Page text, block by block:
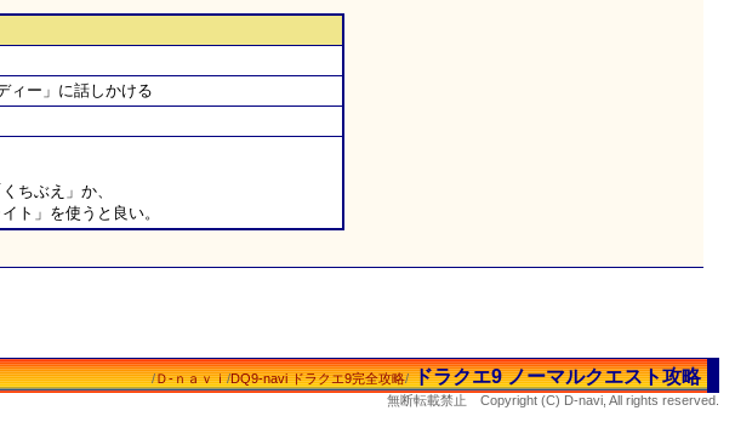
ィー」に話しかける
ちぶえ」か、
ト」を使うと良い。
/Ｄ-ｎａｖｉ/DQ9-navi ドラクエ9完全攻略/ドラクエ9 ノーマルクエスト攻略
無断転載禁止 Copyright (C) D-navi, All rights reserved.